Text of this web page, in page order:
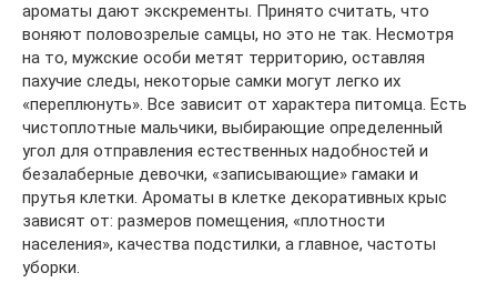
ароматы дают экскременты. Принято считать, что
воняют половозрелые самцы, но это не так. Несмотря
на то, мужские особи метят территорию, оставляя
пахучие следы, некоторые самки могут легко их
«переплюнуть». Все зависит от характера питомца. Есть
чистоплотные мальчики, выбирающие определенный
угол для отправления естественных надобностей и
безалаберные девочки, «записывающие» гамаки и
прутья клетки. Ароматы в клетке декоративных крыс
зависят от: размеров помещения, «плотности
населения», качества подстилки, а главное, частоты
уборки.